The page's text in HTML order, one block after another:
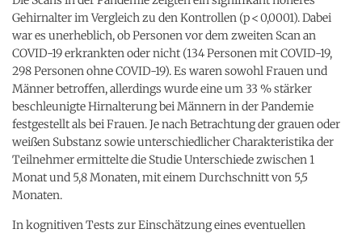
Gehirnalter im Vergleich zu den Kontrollen (p < 0,0001). Dabei
war es unerheblich, ob Personen vor dem zweiten Scan an
COVID-19 erkrankten oder nicht (134 Personen mit COVID-19,
298 Personen ohne COVID-19). Es waren sowohl Frauen und
Männer betroffen, allerdings wurde eine um 33 % stärker
beschleunigte Hirnalterung bei Männern in der Pandemie
festgestellt als bei Frauen. Je nach Betrachtung der grauen oder
weißen Substanz sowie unterschiedlicher Charakteristika der
Teilnehmer ermittelte die Studie Unterschiede zwischen 1
Monat und 5,8 Monaten, mit einem Durchschnitt von 5,5
Monaten.
In kognitiven Tests zur Einschätzung eines eventuellen